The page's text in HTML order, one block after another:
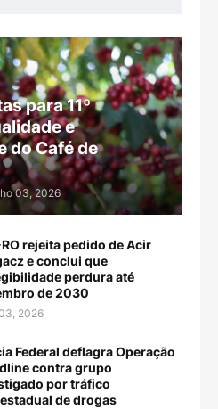
para 11º
e
do Café de
03, 2026
rejeita pedido de Acir
e conclui que
perdura até
de 2030
2026
Federal deflagra Operação
contra grupo
por tráfico
de drogas